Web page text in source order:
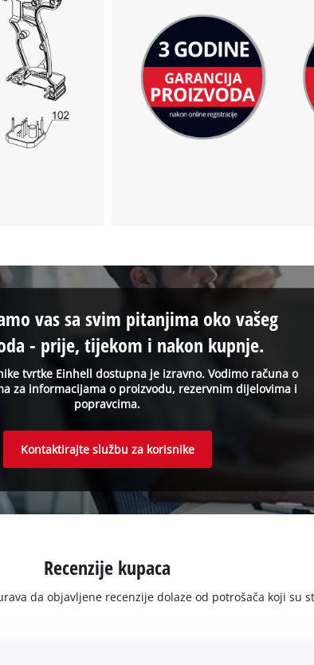
tvrtke Einhell dostupna je izravno. Vodimo računa o
za informacijama o proizvodu, rezervnim dijelovima i
popravcima.
vas sa svim pitanjima oko vašeg
- prije, tijekom i nakon kupnje.
Kontaktirajte službu za korisnike
Recenzije kupaca
da objavljene recenzije dolaze od potrošača koji